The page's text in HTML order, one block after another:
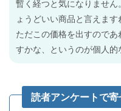
暫く経つと気になりませ
ょうどいい商品と言えます
ただこの価格を出すので
すかな、というのが個人